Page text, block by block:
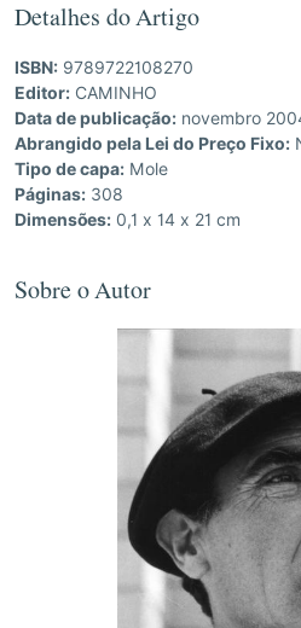
Detalhes do Artigo
ISBN: 9789722108270
Editor: CAMINHO
Data de publicação: novembro
Abrangido pela Lei do Preço Fixo:
Tipo de capa: Mole
Páginas: 308
Dimensões: 0,1 x 14 x 21 cm
Sobre o Autor